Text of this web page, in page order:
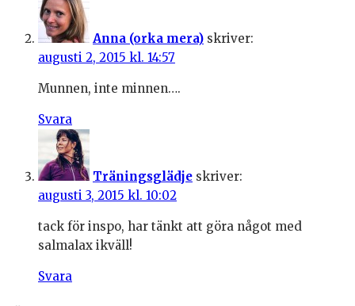
Anna (orka mera) skriver:
augusti 2, 2015 kl. 14:57
Munnen, inte minnen….
Svara
Träningsglädje skriver:
augusti 3, 2015 kl. 10:02
tack för inspo, har tänkt att göra något med
salmalax ikväll!
Svara